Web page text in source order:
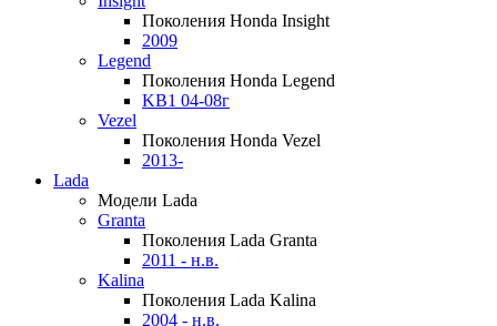
Поколения Honda Insight
2009
Legend
Поколения Honda Legend
KB1 04-08г
Vezel
Поколения Honda Vezel
2013-
Lada
Модели Lada
Granta
Поколения Lada Granta
2011 - н.в.
Kalina
Поколения Lada Kalina
2004 - н.в.